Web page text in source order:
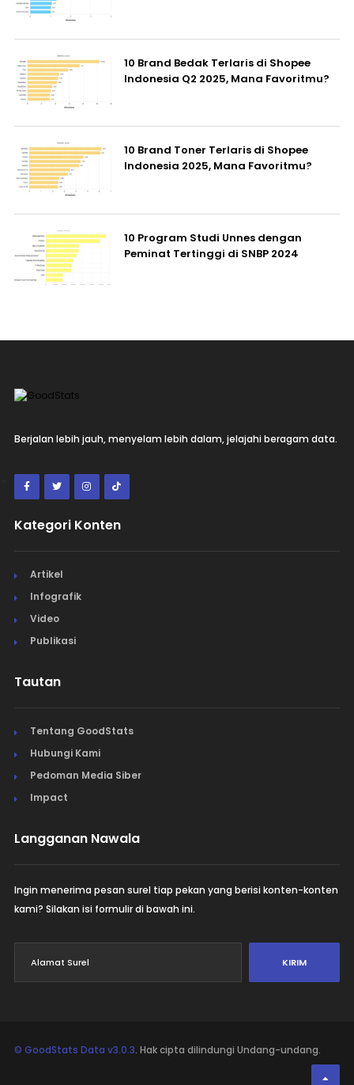
10 Brand Bedak Terlaris di Shopee
Indonesia Q2 2025, Mana Favoritmu?
10 Brand Toner Terlaris di Shopee
Indonesia 2025, Mana Favoritmu?
10 Program Studi Unnes dengan
Peminat Tertinggi di SNBP 2024
Berjalan lebih jauh, menyelam lebih dalam, jelajahi beragam data.
Kategori Konten
Artikel
Infografik
Video
Publikasi
Tautan
Tentang GoodStats
Hubungi Kami
Pedoman Media Siber
Impact
Langganan Nawala
Ingin menerima pesan surel tiap pekan yang berisi konten-konten
kami? Silakan isi formulir di bawah ini.
KIRIM
© GoodStats Data v3.0.3. Hak cipta dilindungi Undang-undang.